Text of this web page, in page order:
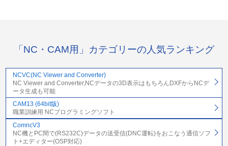
「NC・CAM用」カテゴリーの人気ランキング
NCVC(NC Viewer and Converter)
NC Viewer and Converter,NCデータの3D表示はもちろんDXFからNCデ
ータ生成も可能
CAM13 (64bit版)
職業訓練用 NCプログラミングソフト
ComncV3
NC機とPC間で(RS232C)データの送受信(DNC運転)をおこなう通信ソフ
ト+エディター(OSP対応)